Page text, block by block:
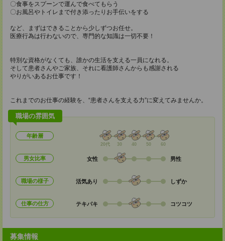
〇食事をスプーンで運んで食べてもらう
〇お風呂やトイレまで付き添ったりお手伝いをする
など、まずはできることから少しずつお任せ。
医療行為は行わないので、専門的な知識は一切不要！
特別な資格がなくても、誰かの生活を支える一員になれる。
そして患者さんやご家族、それに看護師さんからも感謝される
やりがいあるお仕事です！
これまでのお仕事の経験を、“患者さんを支える力”に変えてみませんか。
職場の雰囲気
年齢層
20代 30 40 50 60
男女比率 女性 男性
職場の様子 活気あり しずか
仕事の仕方 テキパキ コツコツ
募集情報